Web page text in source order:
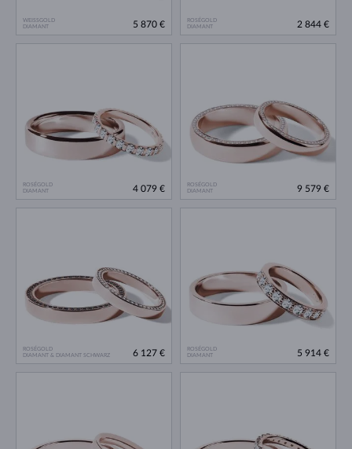
WEISSGOLD
DIAMANT
5 870 €
ROSÉGOLD
DIAMANT
2 844 €
ROSÉGOLD
DIAMANT
4 079 €
ROSÉGOLD
DIAMANT
9 579 €
ROSÉGOLD
DIAMANT & DIAMANT SCHWARZ
6 127 €
ROSÉGOLD
DIAMANT
5 914 €